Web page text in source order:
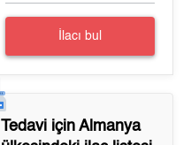
İlacı bul
Tedavi içinAlmanya